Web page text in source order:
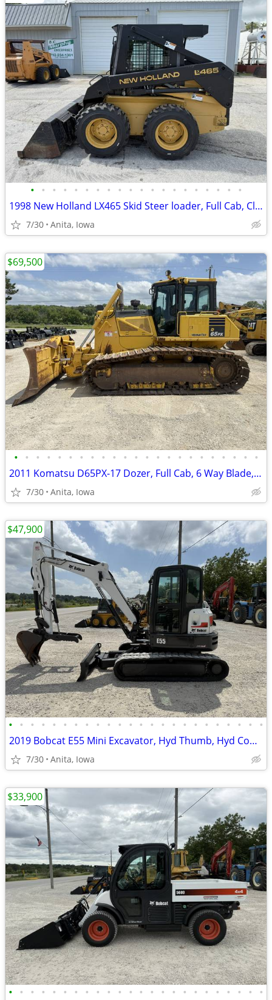
• • • • • • • • • • • • • • • • • • • •
1998 New Holland LX465 Skid Steer loader, Full Cab, Clean!!
7/30 Anita, Iowa
• • • • • • • • • • • • • • • • • • • • • • •
2011 Komatsu D65PX-17 Dozer, Full Cab, 6 Way Blade, Very Nice!!!
7/30 Anita, Iowa
$69,500
• • • • • • • • • • • • • • • • • • • • • • • •
2019 Bobcat E55 Mini Excavator, Hyd Thumb, Hyd Coupler, Angle Blade!!!
7/30 Anita, Iowa
$47,900
• • • • • • • • • • • • • • • • • • • • • • • •
$33,900